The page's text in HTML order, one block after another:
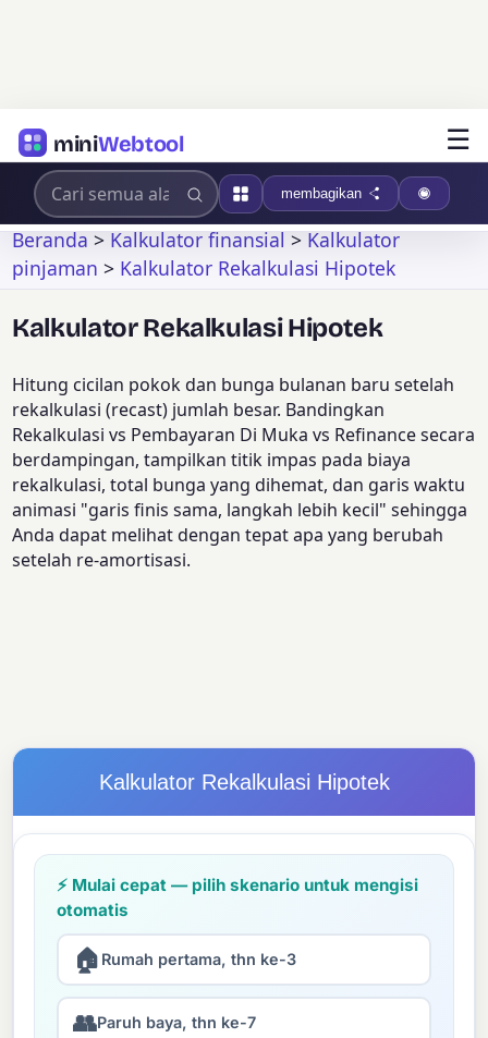
miniWebtool ☰
membagikan
Beranda>Kalkulator finansial>Kalkulator
pinjaman > Kalkulator Rekalkulasi Hipotek
Kalkulator Rekalkulasi Hipotek
Hitung cicilan pokok dan bunga bulanan baru setelah
rekalkulasi (recast) jumlah besar. Bandingkan
Rekalkulasi vs Pembayaran Di Muka vs Refinance secara
berdampingan, tampilkan titik impas pada biaya
rekalkulasi, total bunga yang dihemat, dan garis waktu
animasi "garis finis sama, langkah lebih kecil" sehingga
Anda dapat melihat dengan tepat apa yang berubah
setelah re-amortisasi.
Kalkulator Rekalkulasi Hipotek
⚡ Mulai cepat — pilih skenario untuk mengisi
otomatis
🏠 Rumah pertama, thn ke-3
👥Paruh baya, thn ke-7